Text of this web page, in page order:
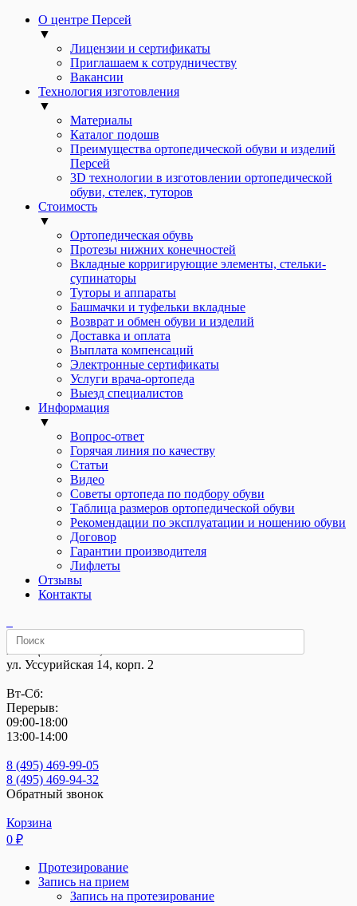
О центре Персей
▼
Лицензии и сертификаты
Приглашаем к сотрудничеству
Вакансии
Технология изготовления
▼
Материалы
Каталог подошв
Преимущества ортопедической обуви и изделий
Персей
3D технологии в изготовлении ортопедической
обуви, стелек, туторов
Стоимость
▼
Ортопедическая обувь
Протезы нижних конечностей
Вкладные корригирующие элементы, стельки-
супинаторы
Туторы и аппараты
Башмачки и туфельки вкладные
Возврат и обмен обуви и изделий
Доставка и оплата
Выплата компенсаций
Электронные сертификаты
Услуги врача-ортопеда
Выезд специалистов
Информация
▼
Вопрос-ответ
Горячая линия по качеству
Статьи
Видео
Советы ортопеда по подбору обуви
Таблица размеров ортопедической обуви
Рекомендации по эксплуатации и ношению обуви
Договор
Гарантии производителя
Лифлеты
Отзывы
Контакты
м. «Щелковская»,
ул. Уссурийская 14, корп. 2
Вт-Сб:
Перерыв:
09:00-18:00
13:00-14:00
8 (495) 469-99-05
8 (495) 469-94-32
Обратный звонок
Корзина
0 ₽
Протезирование
Запись на прием
Запись на протезирование